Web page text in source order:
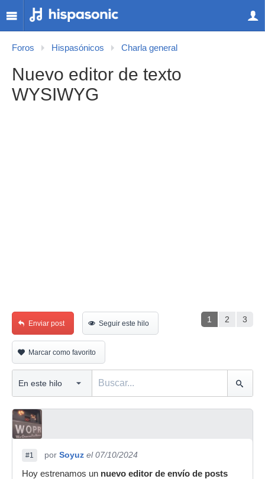
Foros Hispasónicos Charla general
Nuevo editor de texto
WYSIWYG
1 2 3
Enviar post Seguir este hilo
Marcar como favorito
#1 por Soyuz el 07/10/2024
Hoy estrenamos un nuevo editor de envío de posts